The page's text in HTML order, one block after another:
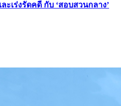
เร่งรัดคดี กับ ‘สอบสวนกลาง’